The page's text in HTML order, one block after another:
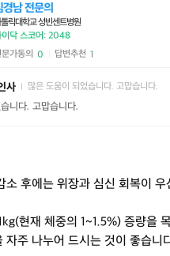
경남 전문의
릭대학교 성빈센트병원
이닥 스코어: 2048
가동의 0 답변추천 1
사 많은 도움이 되었습니다. 고맙습니다.
니다. 고맙습니다.
소 후에는 위장과 심신 회복이
현재 체중의 1~1.5%) 증량을
자주 나누어 드시는 것이 좋습니